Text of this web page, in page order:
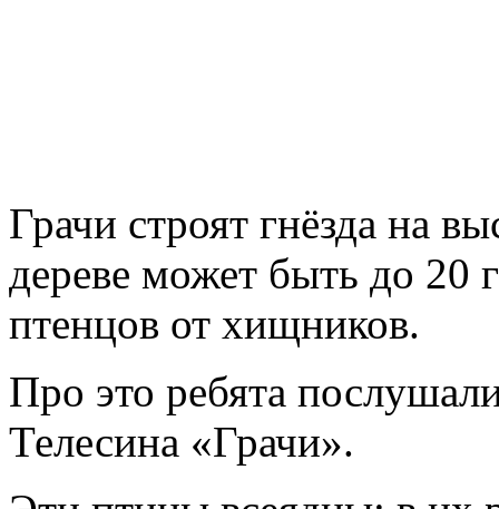
Грачи строят гнёзда на
дереве может быть до 20
птенцов от хищников.
Про это ребята
Телесина «Грачи».